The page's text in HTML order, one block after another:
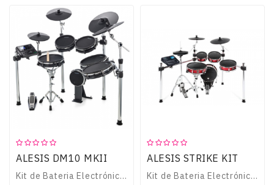
TV-
VIDEO-
MULTIMÉDIA
Teclados
OUTLET
ALESIS DM10 MKII
Kit de Bateria Electrónica de 10-Peças, com peles Mesh.Toms com 2-zonas (10”,10”,12”,12”), Tarola 2-zonas (12”) e Bombo (8”).Hi-Hat (12”), dois Crash (14”) e Ri..
ALESIS STRIKE KIT
Kit de Bateria Electrónica de 8-Peças com rede no pad bombo, tarola e timbalões. Módulo Strike com 1600 sons, 110 kits, display led a cores de 4,3”, importação ..